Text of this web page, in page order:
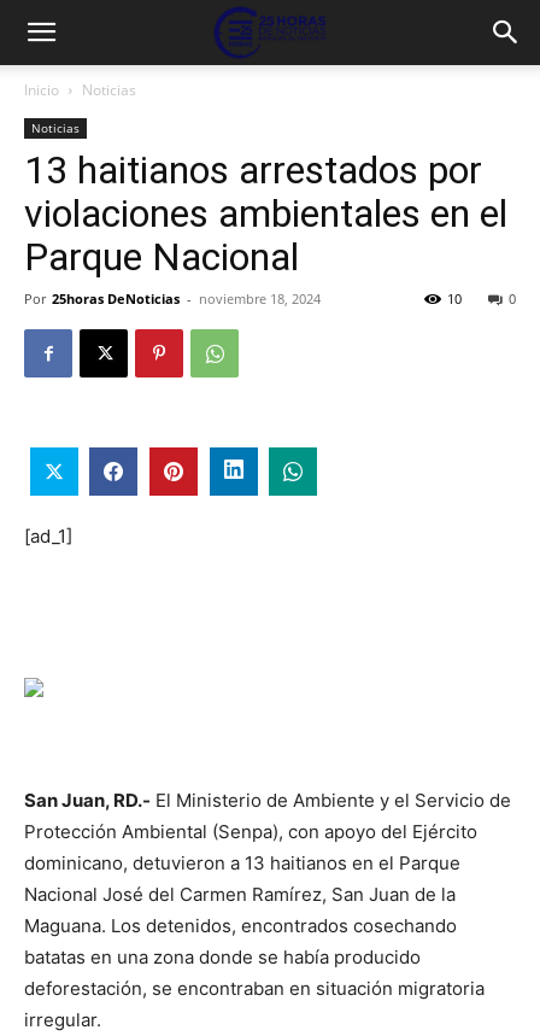
Inicio Noticias
Noticias
13 haitianos arrestados por
violaciones ambientales en el
Parque Nacional
Por 25horas DeNoticias - noviembre 18, 2024 0
10
[ad_1]
San Juan, RD.- El Ministerio de Ambiente y el Servicio de
Protección Ambiental (Senpa), con apoyo del Ejército
dominicano, detuvieron a 13 haitianos en el Parque
Nacional José del Carmen Ramírez, San Juan de la
Maguana. Los detenidos, encontrados cosechando
batatas en una zona donde se había producido
deforestación, se encontraban en situación migratoria
irregular.